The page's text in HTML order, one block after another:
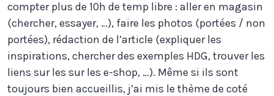
compter plus de 10h de temp libre : aller en magasin
(chercher, essayer, …), faire les photos (portées / non
portées), rédaction de l’article (expliquer les
inspirations, chercher des exemples HDG, trouver les
liens sur les sur les e-shop, …). Même si ils sont
toujours bien accueillis, j’ai mis le thème de coté